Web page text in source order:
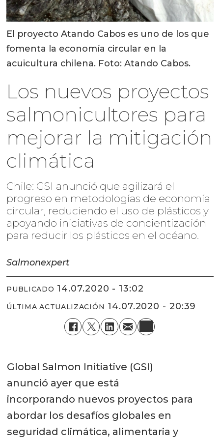
El proyecto Atando Cabos es uno de los que
fomenta la economía circular en la
acuicultura chilena. Foto: Atando Cabos.
Los nuevos proyectos
salmonicultores para
mejorar la mitigación
climática
Chile: GSI anunció que agilizará el
progreso en metodologías de economía
circular, reduciendo el uso de plásticos y
apoyando iniciativas de concientización
para reducir los plásticos en el océano.
Salmonexpert
PUBLICADO 14.07.2020 - 13:02
ÚLTIMA ACTUALIZACIÓN 14.07.2020 - 20:39
Global Salmon Initiative (GSI)
anunció ayer que está
incorporando nuevos proyectos para
abordar los desafíos globales en
seguridad climática, alimentaria y